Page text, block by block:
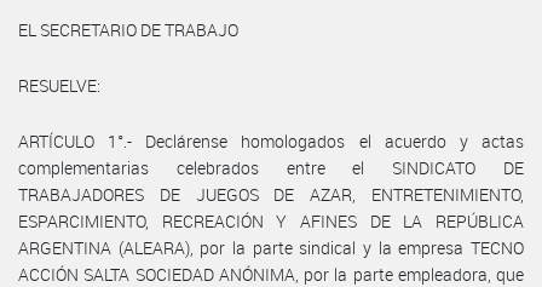
EL SECRETARIO DE TRABAJO
RESUELVE:
ARTÍCULO 1°.- Declárense homologados el acuerdo y actas
complementarias celebrados entre el SINDICATO DE
TRABAJADORES DE JUEGOS DE AZAR, ENTRETENIMIENTO,
ESPARCIMIENTO, RECREACIÓN Y AFINES DE LA REPÚBLICA
ARGENTINA (ALEARA), por la parte sindical y la empresa TECNO
ACCIÓN SALTA SOCIEDAD ANÓNIMA, por la parte empleadora, que